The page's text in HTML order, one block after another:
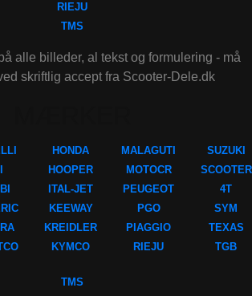
RIEJU
TMS
alle billeder, al tekst og formulering - må
skriftlig accept fra Scooter-Dele.dk
HONDA
HOOPER
ITAL-JET
KEEWAY
KREIDLER
KYMCO
MALAGUTI
MOTOCR
PEUGEOT
PGO
PIAGGIO
RIEJU
SUZUKI
SCOOTER
4T
SYM
TEXAS
TGB
TMS